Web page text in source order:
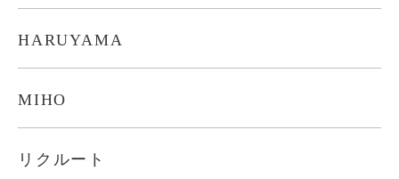
HARUYAMA
MIHO
リクルート